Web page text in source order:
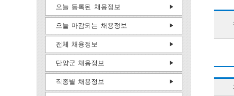
오늘 등록된 채용정보
오늘 마감되는 채용정보
전체 채용정보
단양군 채용정보
직종별 채용정보